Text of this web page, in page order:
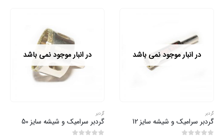
در انبار موجود نمی باشد
گردبر
گردبر سرامیک و شیشه سایز 12
در انبار موجود نمی باشد
گردبر
گردبر سرامیک و شیشه سایز 50